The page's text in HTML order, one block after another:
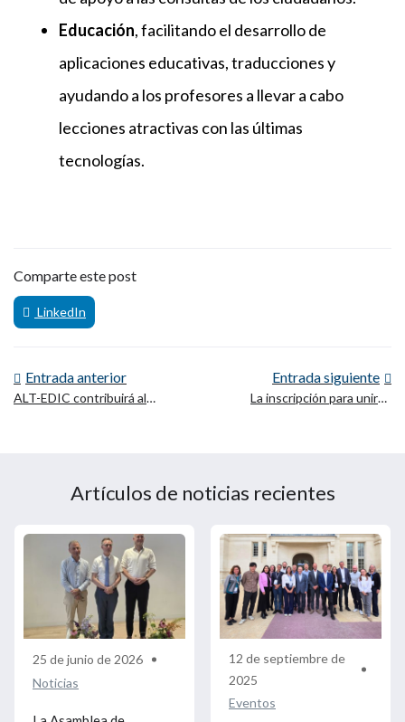
Educación, facilitando el desarrollo de
aplicaciones educativas, traducciones y
ayudando a los profesores a llevar a cabo
lecciones atractivas con las últimas
tecnologías.
Comparte este post
LinkedIn
Entrada anterior
ALT-EDIC contribuirá al
Entrada siguiente
La inscripción para unirse
Artículos de noticias recientes
25 de junio de 2026
Noticias
12 de septiembre de
2025
Eventos